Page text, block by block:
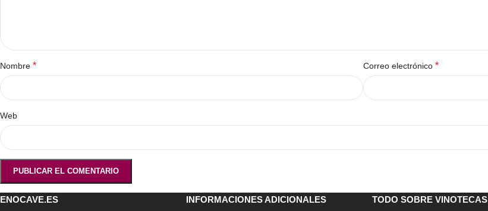
Nombre * Correo electrónico *
Web
ENOCAVE.ES INFORMACIONES ADICIONALES TODO SOBRE VINOTECAS